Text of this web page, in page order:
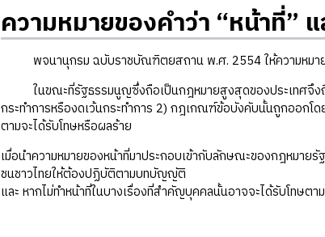
ความหมายของคำว่า “หน้าที่”
พจนานุกรม ฉบับราชบัณฑิตยสถาน พ.ศ. 2554 ให้ความหมาย
ในขณะที่รัฐธรรมนูญซึ่งถือเป็นกฎหมายสูงสุดของประเทศจึง
กระทำการหรืองดเว้นกระทำการ 2) กฎเกณฑ์ข้อบังคับนั้นถูกออก
ตามจะได้รับโทษหรือผลร้าย
เมื่อนำความหมายของหน้าที่มาประกอบเข้ากับลักษณะของกฎหมา
ชนชาวไทยให้ต้องปฏิบัติตามบทบัญญัติ
และ หากไม่ทำหน้าที่ในบางเรื่องที่สำคัญบุคคลนั้นอาจจะได้รับโทษ